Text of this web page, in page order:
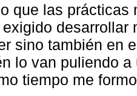
que las prácticas
desarrollar
sino también en
lo van puliendo
tiempo me